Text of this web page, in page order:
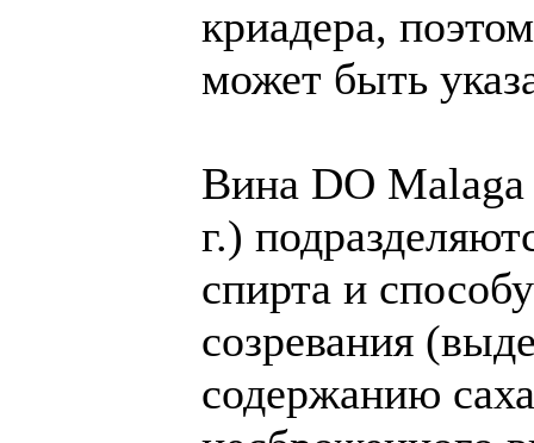
криадера,
может быть
Вина DO Malaga
г.)
спирта и
созревания
содержанию